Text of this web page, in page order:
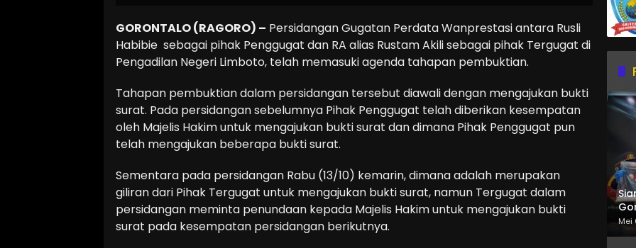
GORONTALO (RAGORO) – Persidangan Gugatan Perdata Wanprestasi antara Rusli
Habibie sebagai pihak Penggugat dan RA alias Rustam Akili sebagai pihak Tergugat di
Pengadilan Negeri Limboto, telah memasuki agenda tahapan pembuktian.
Tahapan pembuktian dalam persidangan tersebut diawali dengan mengajukan bukti
surat. Pada persidangan sebelumnya Pihak Penggugat telah diberikan kesempatan
oleh Majelis Hakim untuk mengajukan bukti surat dan dimana Pihak Penggugat pun
telah mengajukan beberapa bukti surat.
Sementara pada persidangan Rabu (13/10) kemarin, dimana adalah merupakan
giliran dari Pihak Tergugat untuk mengajukan bukti surat, namun Tergugat dalam
persidangan meminta penundaan kepada Majelis Hakim untuk mengajukan bukti
surat pada kesempatan persidangan berikutnya.
Mei